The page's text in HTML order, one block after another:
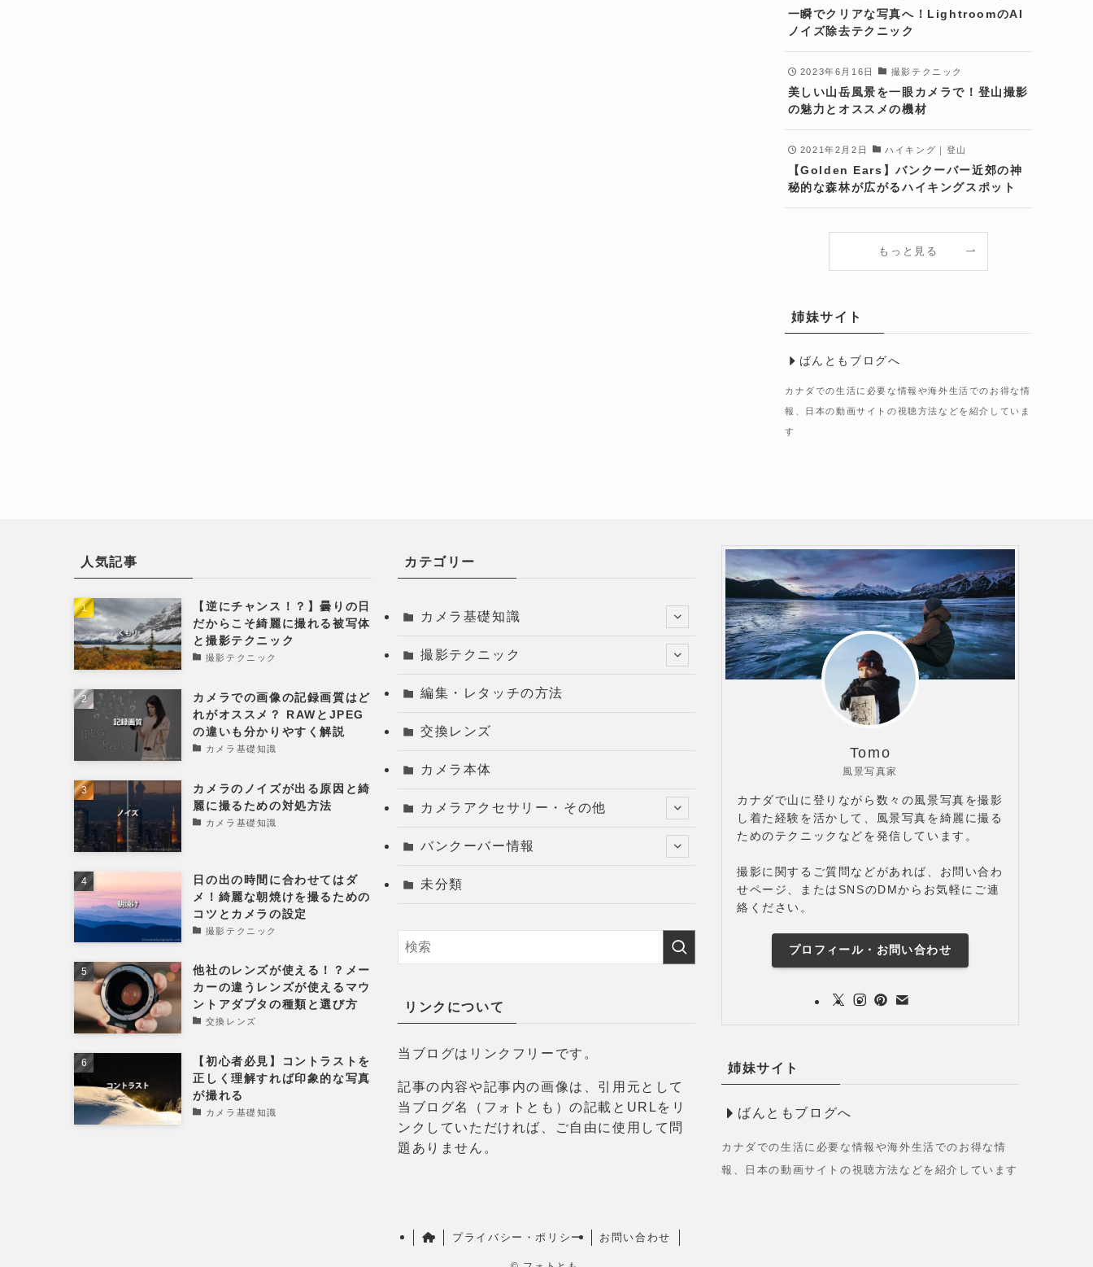
一瞬でクリアな写真へ！LightroomのAI
ノイズ除去テクニック
2023年6月16日 撮影テクニック
美しい山岳風景を一眼カメラで！登山撮影
の魅力とオススメの機材
2021年2月2日 ハイキング｜登山
【Golden Ears】バンクーバー近郊の神
秘的な森林が広がるハイキングスポット
もっと見る
姉妹サイト
ばんともブログへ
カナダでの生活に必要な情報や海外生活でのお得な情
報、日本の動画サイトの視聴方法などを紹介していま
す
人気記事
【逆にチャンス！？】曇りの日
だからこそ綺麗に撮れる被写体
と撮影テクニック
撮影テクニック
カメラでの画像の記録画質はど
れがオススメ？ RAWとJPEG
の違いも分かりやすく解説
カメラ基礎知識
カメラのノイズが出る原因と綺
麗に撮るための対処方法
カメラ基礎知識
日の出の時間に合わせてはダ
メ！綺麗な朝焼けを撮るための
コツとカメラの設定
撮影テクニック
他社のレンズが使える！？メー
カーの違うレンズが使えるマウ
ントアダプタの種類と選び方
交換レンズ
【初心者必見】コントラストを
正しく理解すれば印象的な写真
が撮れる
カメラ基礎知識
カテゴリー
カメラ基礎知識
撮影テクニック
編集・レタッチの方法
交換レンズ
カメラ本体
カメラアクセサリー・その他
バンクーバー情報
未分類
リンクについて
当ブログはリンクフリーです。
記事の内容や記事内の画像は、引用元として
当ブログ名（フォトとも）の記載とURLをリ
ンクしていただければ、ご自由に使用して問
題ありません。
Tomo
風景写真家
カナダで山に登りながら数々の風景写真を撮影
し着た経験を活かして、風景写真を綺麗に撮る
ためのテクニックなどを発信しています。
撮影に関するご質問などがあれば、お問い合わ
せページ、またはSNSのDMからお気軽にご連
絡ください。
プロフィール・お問い合わせ
姉妹サイト
ばんともブログへ
カナダでの生活に必要な情報や海外生活でのお得な情
報、日本の動画サイトの視聴方法などを紹介しています
プライバシー・ポリシー お問い合わせ